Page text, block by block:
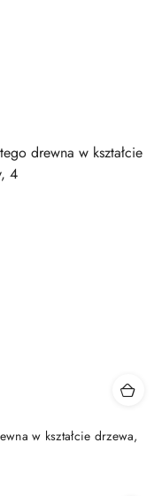
w kształcie drzewa,